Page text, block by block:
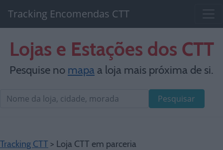
Tracking Encomendas CTT
Lojas e Estações dos CTT
Pesquise no mapaa loja mais próxima de si.
Pesquisar
Tracking CTT > Loja CTT em parceria